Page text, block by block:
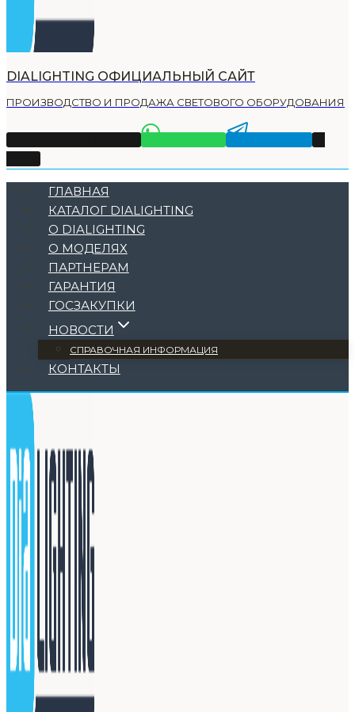
DIALIGHTING ОФИЦИАЛЬНЫЙ САЙТ
ПРОИЗВОДСТВО И ПРОДАЖА СВЕТОВОГО ОБОРУДОВАНИЯ
ГЛАВНАЯ
КАТАЛОГ DIALIGHTING
О DIALIGHTING
О МОДЕЛЯХ
ПАРТНЕРАМ
ГАРАНТИЯ
ГОСЗАКУПКИ
НОВОСТИ
СПРАВОЧНАЯ ИНФОРМАЦИЯ
КОНТАКТЫ